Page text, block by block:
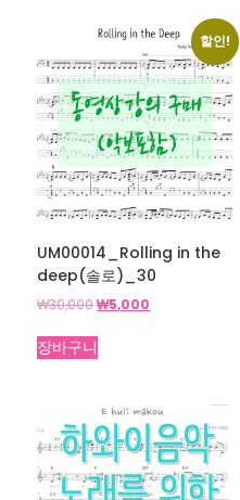
할인!
UM00014_Rolling in the
deep(솔로)_30
₩30,000원
가
격:
₩5,000
장바구니